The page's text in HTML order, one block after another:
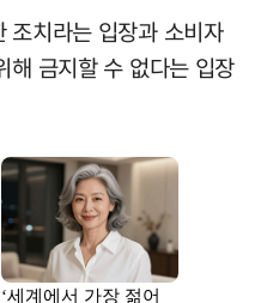
조치라는 입장과 소비자
해 금지할 수 없다는 입장